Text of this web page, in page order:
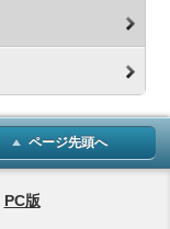
ページ先頭へ
PC版